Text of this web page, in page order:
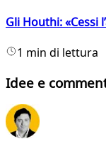
Gli Houthi: «Cessi
1 min di lettura
Idee e